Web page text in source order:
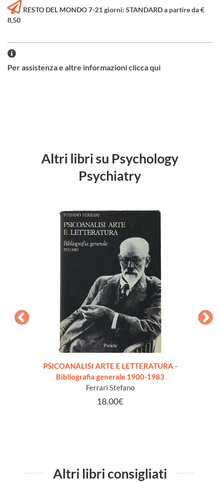
RESTO DEL MONDO 7-21 giorni: STANDARD a partire da €
8,50
Per assistenza e altre informazioni clicca qui
Altri libri su Psychology
Psychiatry
PSICOANALISI ARTE E LETTERATURA -
Bibliografia generale 1900-1983
Ferrari Stefano
18.00€
Altri libri consigliati